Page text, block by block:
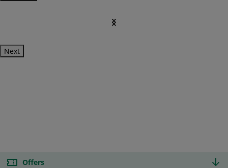
Next
Offers